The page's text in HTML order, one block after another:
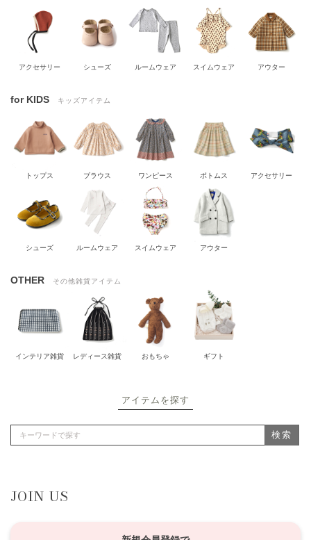
アクセサリー シューズ ルームウェア スイムウェア アウター
for KIDS キッズアイテム
トップス ブラウス ワンピース ボトムス アクセサリー
シューズ ルームウェア スイムウェア アウター
OTHER その他雑貨アイテム
インテリア雑貨 レディース雑貨 おもちゃ ギフト
アイテムを探す
検索
JOIN US